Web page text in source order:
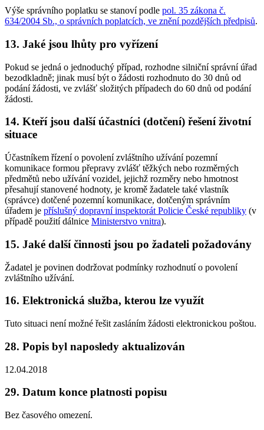
Výše správního poplatku se stanoví podle pol. 35 zákona č.
634/2004 Sb., o správních poplatcích, ve znění pozdějších předpisů.
13. Jaké jsou lhůty pro vyřízení
Pokud se jedná o jednoduchý případ, rozhodne silniční správní úřad
bezodkladně; jinak musí být o žádosti rozhodnuto do 30 dnů od
podání žádosti, ve zvlášť složitých případech do 60 dnů od podání
žádosti.
14. Kteří jsou další účastníci (dotčení) řešení životní
situace
Účastníkem řízení o povolení zvláštního užívání pozemní
komunikace formou přepravy zvlášť těžkých nebo rozměrných
předmětů nebo užívání vozidel, jejichž rozměry nebo hmotnost
přesahují stanovené hodnoty, je kromě žadatele také vlastník
(správce) dotčené pozemní komunikace, dotčeným správním
úřadem je příslušný dopravní inspektorát Policie České republiky (v
případě použití dálnice Ministerstvo vnitra).
15. Jaké další činnosti jsou po žadateli požadovány
Žadatel je povinen dodržovat podmínky rozhodnutí o povolení
zvláštního užívání.
16. Elektronická služba, kterou lze využít
Tuto situaci není možné řešit zasláním žádosti elektronickou poštou.
28. Popis byl naposledy aktualizován
12.04.2018
29. Datum konce platnosti popisu
Bez časového omezení.